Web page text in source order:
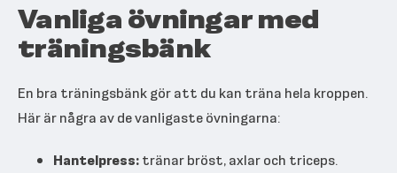
Vanliga övningar med
träningsbänk
En bra träningsbänk gör att du kan träna hela kroppen.
Här är några av de vanligaste övningarna:
Hantelpress:tränar bröst, axlar och triceps.